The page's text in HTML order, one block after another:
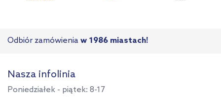
Odbiór zamówienia w 1986 miastach!
Nasza infolinia
Poniedziałek - piątek: 8-17